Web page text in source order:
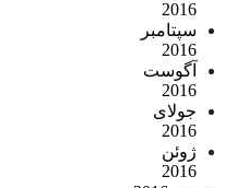
2016
سپتامبر
2016
آگوست
2016
جولای
2016
ژوئن
2016